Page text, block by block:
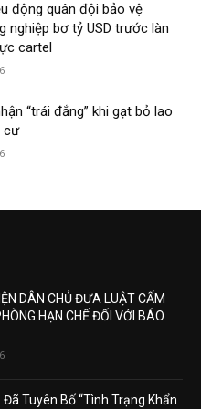
động quân đội bảo vệ
nghiệp bơ tỷ USD trước làn
cartel
“trái đắng” khi gạt bỏ lao
cư
DÂN CHỦ ĐƯA LUẬT CẤM
HẠN CHẾ ĐỐI VỚI BÁO
Tuyên Bố “Tình Trạng Khẩn